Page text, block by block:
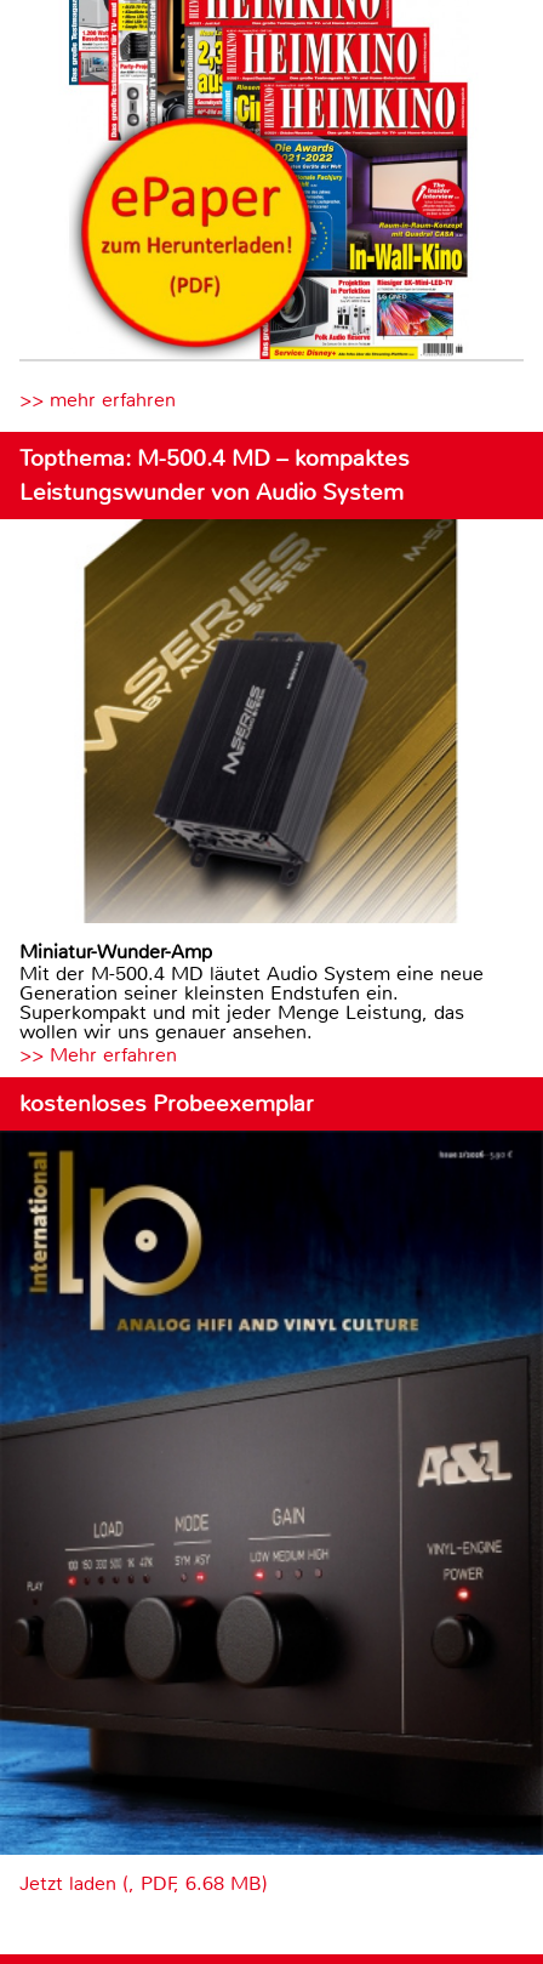
>> mehr erfahren
Topthema: M-500.4 MD – kompaktes
Leistungswunder von Audio System
Miniatur-Wunder-Amp
Mit der M-500.4 MD läutet Audio System eine neue
Generation seiner kleinsten Endstufen ein.
Superkompakt und mit jeder Menge Leistung, das
wollen wir uns genauer ansehen.
>> Mehr erfahren
kostenloses Probeexemplar
Jetzt laden (, PDF, 6.68 MB)